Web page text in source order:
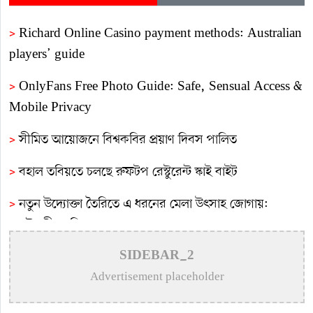
> Richard Online Casino payment methods: Australian
players’ guide
> OnlyFans Free Photo Guide: Safe, Sensual Access &
Mobile Privacy
>সীমিত আয়োজনে বিশ্বকবির প্রয়াণ দিবস পালিত
>বহাল তবিয়তে চলছে রুফটপ রেস্টুরেন্ট স্কাই বাইট
>নতুন উদ্যোক্তা তৈরিতে এ ধরনের মেলা উৎসাহ জোগায়:
প্রকৌশলী জাকির সরকার
>
গুণীজনদের স্মৃতি সংরক্ষণে শহরের আইল্যান্ড গার্ডেনের
নামকরণে আলোচনা সভা
SIDEBAR_2
Advertisement placeholder